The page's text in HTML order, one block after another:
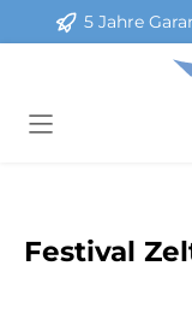
Zum Hauptinhalt
5 Jahre
Festival